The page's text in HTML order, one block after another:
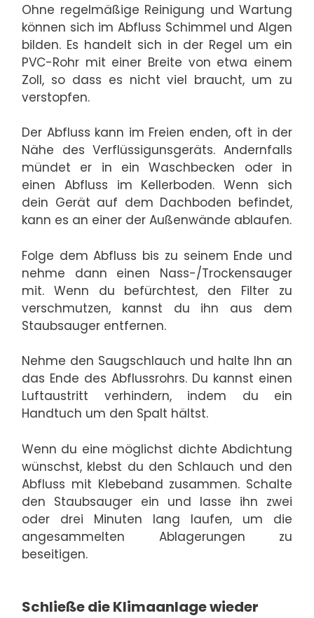
Ohne regelmäßige Reinigung und Wartung
können sich im Abfluss Schimmel und Algen
bilden. Es handelt sich in der Regel um ein
PVC-Rohr mit einer Breite von etwa einem
Zoll, so dass es nicht viel braucht, um zu
verstopfen.
Der Abfluss kann im Freien enden, oft in der
Nähe des Verflüssigunsgeräts. Andernfalls
mündet er in ein Waschbecken oder in
einen Abfluss im Kellerboden. Wenn sich
dein Gerät auf dem Dachboden befindet,
kann es an einer der Außenwände ablaufen.
Folge dem Abfluss bis zu seinem Ende und
nehme dann einen Nass-/Trockensauger
mit. Wenn du befürchtest, den Filter zu
verschmutzen, kannst du ihn aus dem
Staubsauger entfernen.
Nehme den Saugschlauch und halte Ihn an
das Ende des Abflussrohrs. Du kannst einen
Luftaustritt verhindern, indem du ein
Handtuch um den Spalt hältst.
Wenn du eine möglichst dichte Abdichtung
wünschst, klebst du den Schlauch und den
Abfluss mit Klebeband zusammen. Schalte
den Staubsauger ein und lasse ihn zwei
oder drei Minuten lang laufen, um die
angesammelten Ablagerungen zu
beseitigen.
Schließe die Klimaanlage wieder